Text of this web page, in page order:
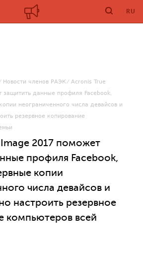
RU
Новости членов РАЭК
Acronis True
защитить данные профиля Facebook,
неограниченного числа девайсов и
резервное копирование
2017 поможет
профиля Facebook,
копии
числа девайсов и
настроить резервное
компьютеров всей